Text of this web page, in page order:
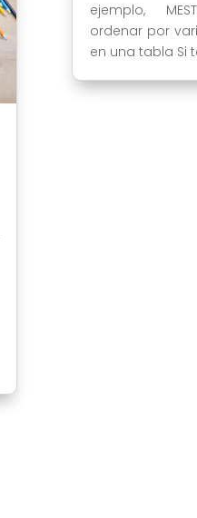
ejemplo,
ordenar por
en una tabla Si